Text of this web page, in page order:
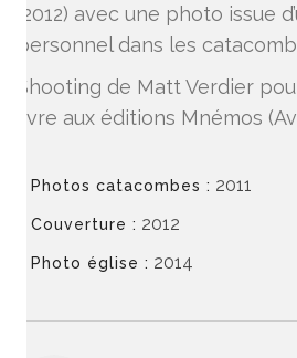
(2012) avec une photo issue
personnel dans les
Shooting de Matt Verdier
livre aux éditions Mnémos
Photos catacombes : 2011
Couverture : 2012
Photo église : 2014